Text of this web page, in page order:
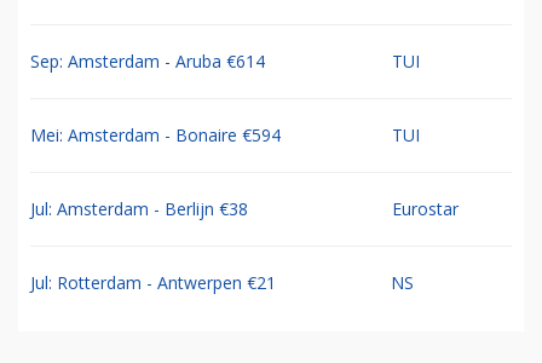
Sep: Amsterdam - Aruba €614 TUI
Mei: Amsterdam - Bonaire €594 TUI
Jul: Amsterdam - Berlijn €38 Eurostar
Jul: Rotterdam - Antwerpen €21 NS